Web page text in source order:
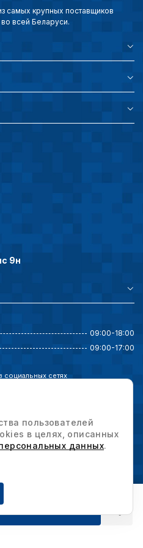
самых крупных поставщиков
всей Беларуси.
9н
09:00-18:00
09:00-17:00
социальных сетях
Все права защищены.
пользователей
в целях, описанных
данных.
cookie файлов не
определять
пользователей
наиболее и наименее
страницы и